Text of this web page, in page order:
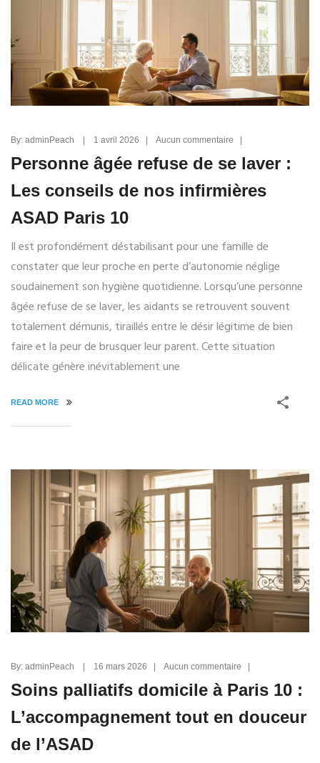
By: adminPeach | 1 avril 2026 | Aucun commentaire |
Personne âgée refuse de se laver :
Les conseils de nos infirmières
ASAD Paris 10
Il est profondément déstabilisant pour une famille de
constater que leur proche en perte d’autonomie néglige
soudainement son hygiène quotidienne. Lorsqu’une personne
âgée refuse de se laver, les aidants se retrouvent souvent
totalement démunis, tiraillés entre le désir légitime de bien
faire et la peur de brusquer leur parent. Cette situation
délicate génère inévitablement une
READ MORE
By: adminPeach | 16 mars 2026 | Aucun commentaire |
Soins palliatifs domicile à Paris 10 :
L’accompagnement tout en douceur
de l’ASAD